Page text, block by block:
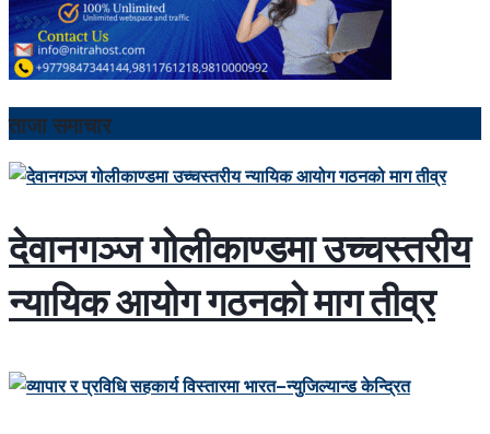
ताजा समाचार
देवानगञ्ज गोलीकाण्डमा उच्चस्तरीय
न्यायिक आयोग गठनको माग तीव्र